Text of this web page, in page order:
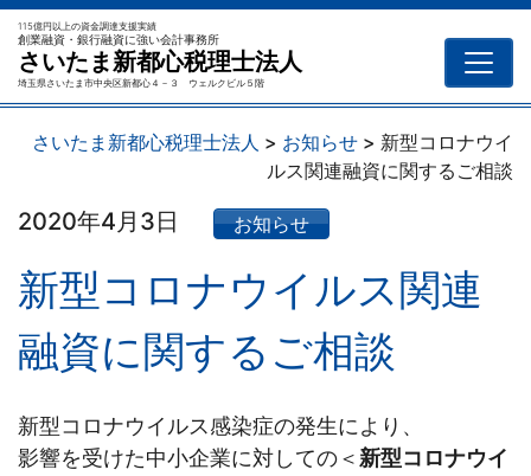
115億円以上の資金調達支援実績
創業融資・銀行融資に強い会計事務所
さいたま新都心税理士法人
埼玉県さいたま市中央区新都心４－３ ウェルクビル５階
さいたま新都心税理士法人 > お知らせ > 新型コロナウイ
ルス関連融資に関するご相談
2020年4月3日 お知らせ
新型コロナウイルス関連
融資に関するご相談
新型コロナウイルス感染症の発生により、
影響を受けた中小企業に対しての＜ 新型コロナウイ